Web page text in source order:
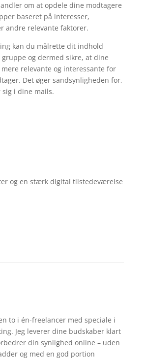
om at opdele dine modtagere
baseret på interesser,
andre relevante faktorer.
kan du målrette dit indhold
og dermed sikre, at dine
relevante og interessante for
Det øger sandsynligheden for,
i dine mails.
og en stærk digital tilstedeværelse
to i én-freelancer med speciale i
Jeg leverer dine budskaber klart
din synlighed online – uden
og med en god portion